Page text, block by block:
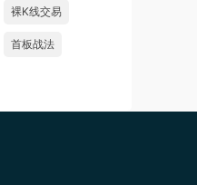
裸K线交易
首板战法